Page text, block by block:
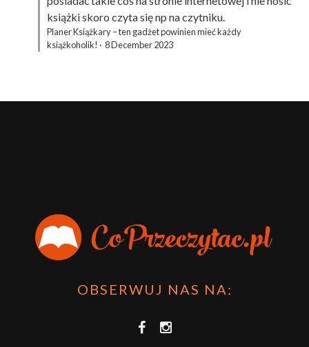
książki skoro czyta się np na czytniku.
Planer Książkary – ten gadżet powinien mieć każdy
książkoholik! · 8 December 2023
OBSERWUJ NAS NA: